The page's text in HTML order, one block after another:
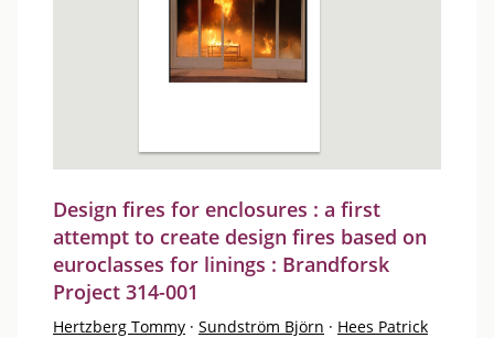
Design fires for enclosures : a first
attempt to create design fires based on
euroclasses for linings : Brandforsk
Project 314-001
Hertzberg Tommy · Sundström Björn · Hees Patrick